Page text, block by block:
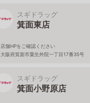
スギドラッグ
箕面東店
店舗HPをご確認ください
大阪府箕面市粟生外院一丁目17番35号
スギドラッグ
箕面小野原店